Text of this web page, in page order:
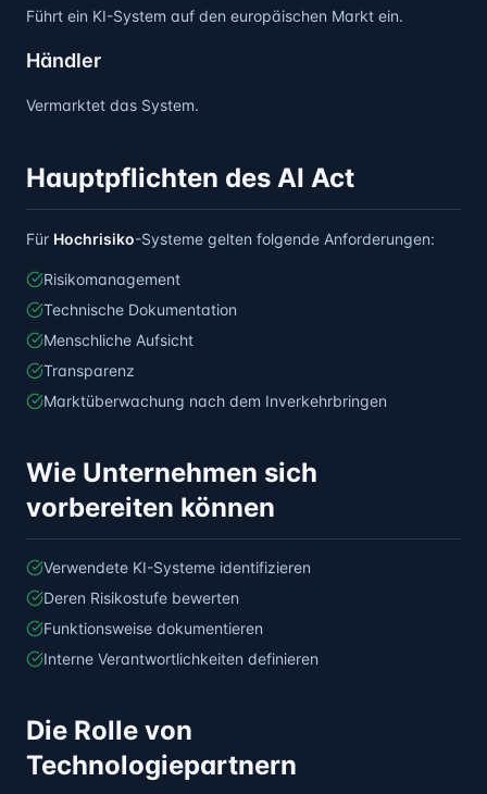
Führt ein KI-System auf den europäischen Markt ein.
Händler
Vermarktet das System.
Hauptpflichten des AI Act
Für Hochrisiko-Systeme gelten folgende Anforderungen:
Risikomanagement
Technische Dokumentation
Menschliche Aufsicht
Transparenz
Marktüberwachung nach dem Inverkehrbringen
Wie Unternehmen sich
vorbereiten können
Verwendete KI-Systeme identifizieren
Deren Risikostufe bewerten
Funktionsweise dokumentieren
Interne Verantwortlichkeiten definieren
Die Rolle von
Technologiepartnern